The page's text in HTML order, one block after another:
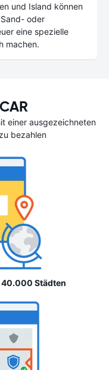
und Island können
oder
eine spezielle
machen.
einer ausgezeichneten
bezahlen
40.000 Städten